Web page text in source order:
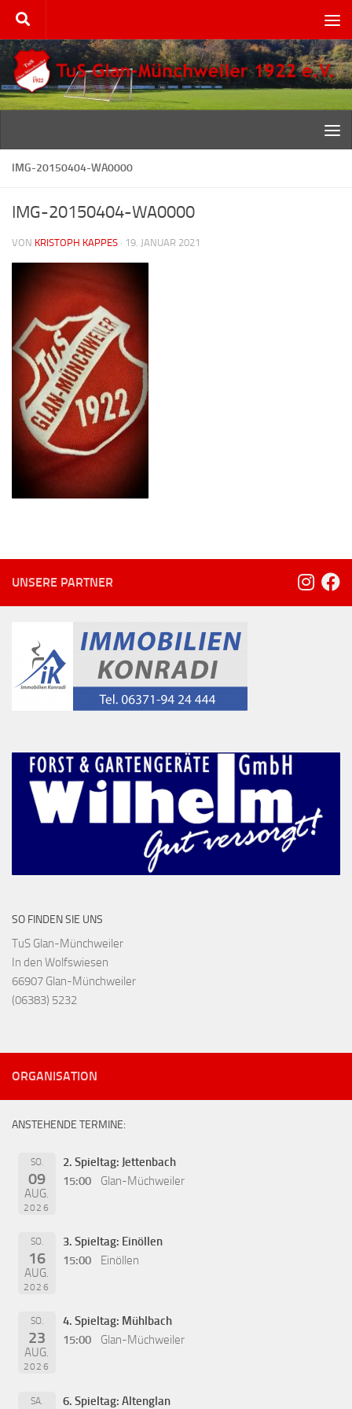
Zum Inhalt springen
IMG-20150404-WA0000
IMG-20150404-WA0000
VON KRISTOPH KAPPES · 19. JANUAR 2021
UNSERE PARTNER
SO FINDEN SIE UNS
TuS Glan-Münchweiler
In den Wolfswiesen
66907 Glan-Münchweiler
(06383) 5232
ORGANISATION
ANSTEHENDE TERMINE:
SO.
09
AUG.
2026
2. Spieltag: Jettenbach
15:00
Glan-Müchweiler
SO.
16
AUG.
2026
3. Spieltag: Einöllen
15:00
Einöllen
SO.
23
AUG.
2026
4. Spieltag: Mühlbach
15:00
Glan-Müchweiler
SA. 6. Spieltag: Altenglan